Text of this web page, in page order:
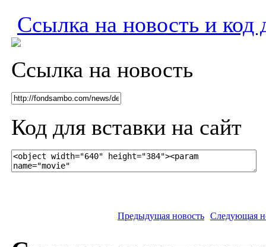
Ссылка на новость и код
Ссылка на новость
Код для вставки на сайт
Предыдущая новость Следующая